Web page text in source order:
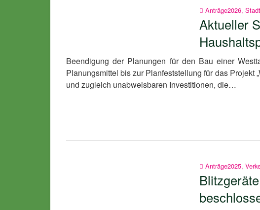
Anträge2026,
Aktueller
Beendigung der Planungen für den Bau einer
Planungsmittel bis zur Planfeststellung für das Projekt
und zugleich unabweisbaren Investitionen, die…
Anträge2025,